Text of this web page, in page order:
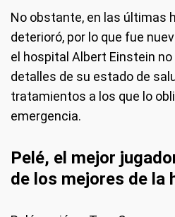
No obstante, en las últimas
deterioró, por lo que fue
el hospital Albert Einstein
detalles de su estado de
tratamientos a los que lo
emergencia.
Pelé, el mejor
de los mejores de la